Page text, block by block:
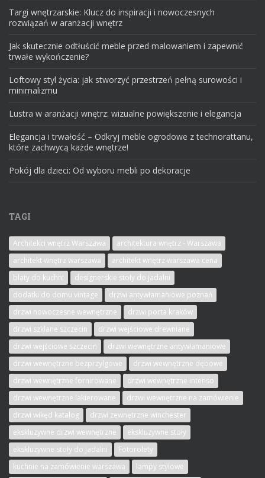
Targi wnętrzarskie: Klucz do inspiracji i nowoczesnych
rozwiązań w aranżacji wnętrz
Jak skutecznie odtłuścić meble przed malowaniem i zapewnić
trwałe wykończenie?
Loftowy styl życia: jak stworzyć przestrzeń pełną surowości i
minimalizmu
Lustra w aranżacji wnętrz: wizualne powiększenie i elegancja
Elegancja i trwałość – Odkryj meble ogrodowe z technorattanu,
które zachwycą każde wnętrze!
Pokój dla dzieci: Od wyboru mebli po dekoracje
TAGI
Architekci wnętrz Warszawa
architektura wnętrz - Warszawa
architekt wnętrz warszawa
architekt wnętrz warszawa cena
blaty do kuchni
designerskie stoły do jadalni
dodatki do domu vintage
drzwi antywłamaniowe poznań
drzwi nowoczesne wewnętrzne
drzwi porta kraków
drzwi szklane szczecin
drzwi wejściowe drewniane
drzwi wejściowe szczecin
drzwi wewnętrzne antywłamaniowe
drzwi wewnętrzne bezprzylgowe
drzwi wewnętrzne dębowe
drzwi wewnętrzne fornirowane
drzwi wewnętrzne intenso
drzwi wewnętrzne lakierowane
drzwi wewnętrzne na zamówienie
drzwi wikęd katalog
drzwi zewnętrzne winchester
ekskluzywne drzwi wewnętrzne
ekskluzywne stoły
ekskluzywne stoły do jadalni
Fotorolety
kuchnie na zamówienie warszawa
lampy stylowe